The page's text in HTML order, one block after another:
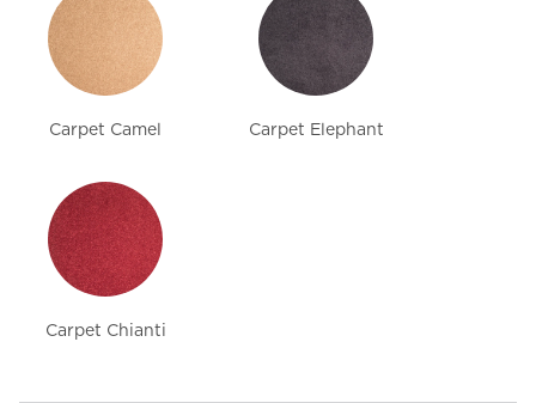
Carpet Camel Carpet Elephant
Carpet Chianti